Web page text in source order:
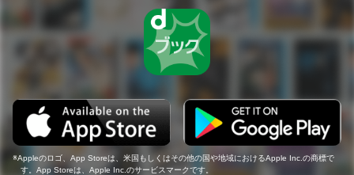
Appleのロゴ、App Storeは、米国もしくはその他の国や地域におけるApple Inc.の商標で
す。App Storeは、Apple Inc.のサービスマークです。